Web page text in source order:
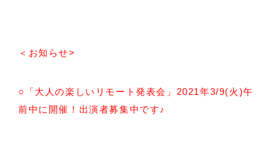
＜お知らせ>
○「大人の楽しいリモート発表会」2021年3/9(火)午
前中に開催！出演者募集中です♪